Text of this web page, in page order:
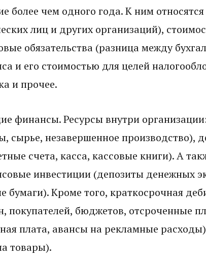
более чем одного года. К ним
лиц и других организаций),
обязательства (разница между
и его стоимостью для целей
и прочее.
финансы. Ресурсы внутри
сырье, незавершенное производство),
счета, касса, кассовые книги). А
инвестиции (депозиты денежных
бумаги). Кроме того, краткосрочная
покупателей, бюджетов, отсроченные
плата, авансы на рекламные
товары).